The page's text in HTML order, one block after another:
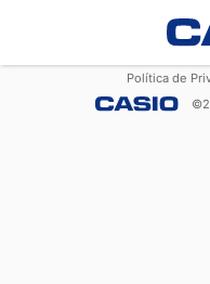
Política de
©